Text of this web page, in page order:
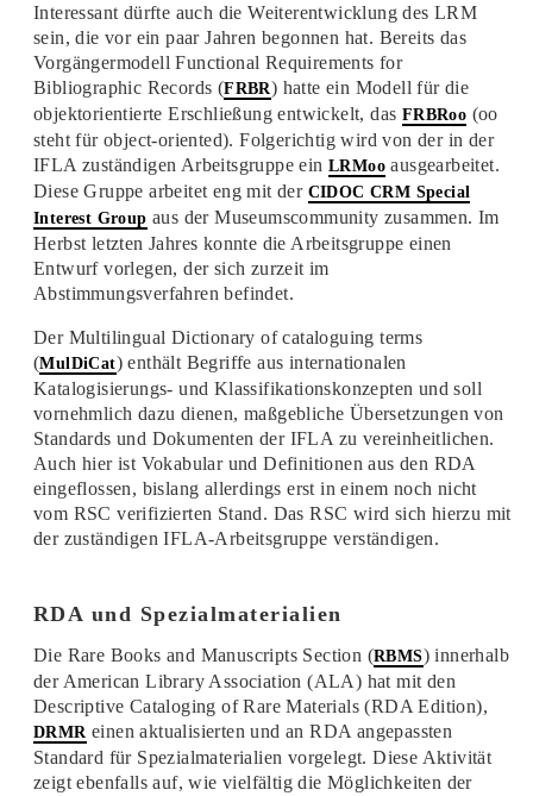
Interessant dürfte auch die Weiterentwicklung des LRM
sein, die vor ein paar Jahren begonnen hat. Bereits das
Vorgängermodell Functional Requirements for
Bibliographic Records (FRBR) hatte ein Modell für die
objektorientierte Erschließung entwickelt, das FRBRoo (oo
steht für object-oriented). Folgerichtig wird von der in der
IFLA zuständigen Arbeitsgruppe ein LRMooausgearbeitet.
Diese Gruppe arbeitet eng mit der CIDOC CRM Special
Interest Group aus der Museumscommunity zusammen. Im
Herbst letzten Jahres konnte die Arbeitsgruppe einen
Entwurf vorlegen, der sich zurzeit im
Abstimmungsverfahren befindet.
Der Multilingual Dictionary of cataloguing terms
(MulDiCat) enthält Begriffe aus internationalen
Katalogisierungs- und Klassifikationskonzepten und soll
vornehmlich dazu dienen, maßgebliche Übersetzungen von
Standards und Dokumenten der IFLA zu vereinheitlichen.
Auch hier ist Vokabular und Definitionen aus den RDA
eingeflossen, bislang allerdings erst in einem noch nicht
vom RSC verifizierten Stand. Das RSC wird sich hierzu mit
der zuständigen IFLA-Arbeitsgruppe verständigen.
RDA und Spezialmaterialien
Die Rare Books and Manuscripts Section (RBMS) innerhalb
der American Library Association (ALA) hat mit den
Descriptive Cataloging of Rare Materials (RDA Edition),
DRMR einen aktualisierten und an RDA angepassten
Standard für Spezialmaterialien vorgelegt. Diese Aktivität
zeigt ebenfalls auf, wie vielfältig die Möglichkeiten der